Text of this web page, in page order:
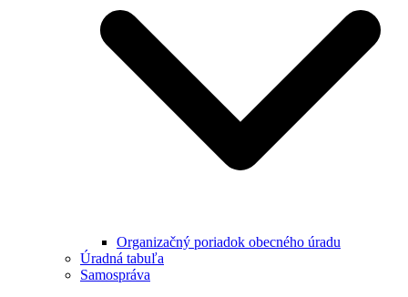
Organizačný poriadok obecného úradu
Úradná tabuľa
Samospráva